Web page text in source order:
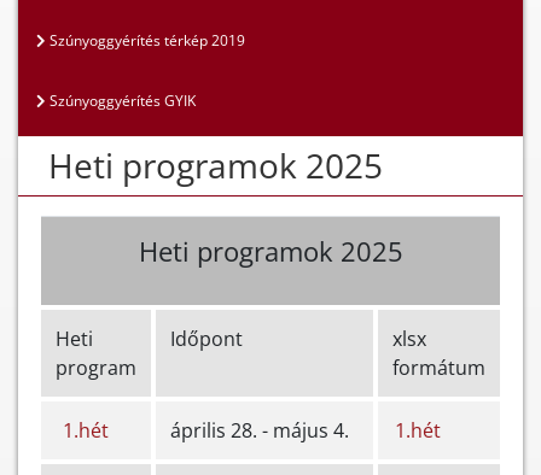
Szúnyoggyérítés térkép 2019
Szúnyoggyérítés GYIK
Heti programok 2025
Heti programok 2025
Heti
program
Időpont
xlsx
formátum
1.hét április 28. - május 4. 1.hét